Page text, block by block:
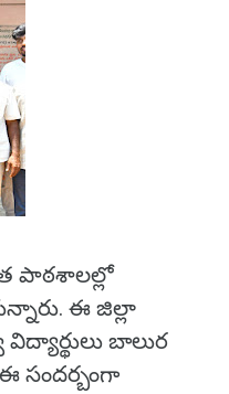
పాఠశాలల్లో
ఈ జిల్లా
బాలుర
సందర్బంగా